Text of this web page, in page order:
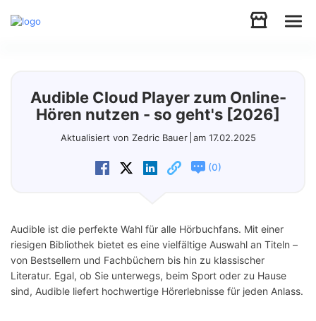
Video
Store
Audible Cloud Player zum Online-
Hören nutzen - so geht's [2026]
Aktualisiert von Zedric Bauer am 17.02.2025
(0)
Audible ist die perfekte Wahl für alle Hörbuchfans. Mit einer
riesigen Bibliothek bietet es eine vielfältige Auswahl an Titeln –
von Bestsellern und Fachbüchern bis hin zu klassischer
Literatur. Egal, ob Sie unterwegs, beim Sport oder zu Hause
sind, Audible liefert hochwertige Hörerlebnisse für jeden Anlass.